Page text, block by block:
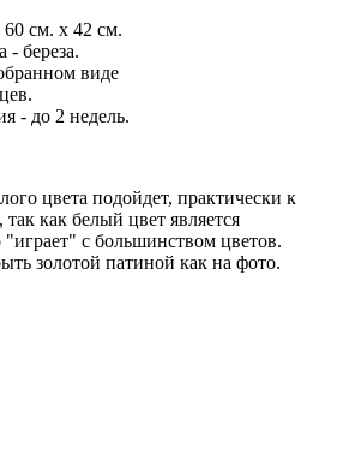
см. х 42 см.
- береза.
виде
- до 2 недель.
цвета подойдет, практически к
как белый цвет является
с большинством цветов.
золотой патиной как на фото.